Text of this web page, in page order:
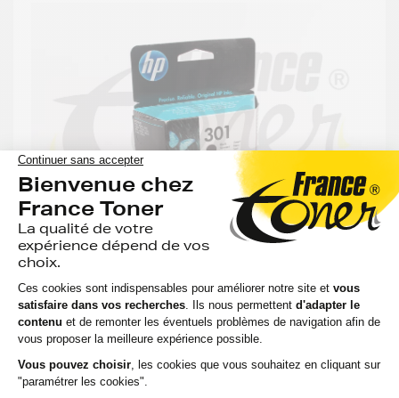
Cartouche d'encre HP 301 (CH561EE) - NOIR -
Format Standard
45 avis
EN STOCK Voir le produit
Compatible
: